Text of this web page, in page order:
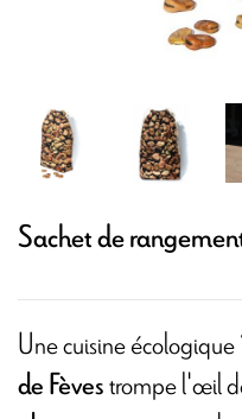
Sachet de
Une cuisine
de Fèvestrompe l'œil